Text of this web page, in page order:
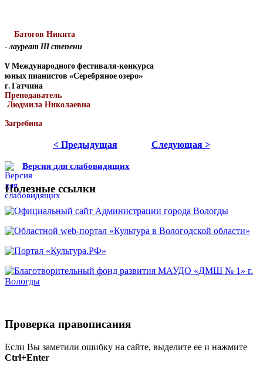
Батогов Никита
-лауреатIIIстепени
VМеждународного фестиваля-конкурса
юных пианистов «Серебряное озеро»
г. Гатчина
Преподаватель
Людмила Николаевна
Загребина
< Предыдущая Следующая >
Версия для слабовидящих
Полезные ссылки
Проверка правописания
Если Вы заметили ошибку на сайте, выделите ее и нажмите
Ctrl+Enter